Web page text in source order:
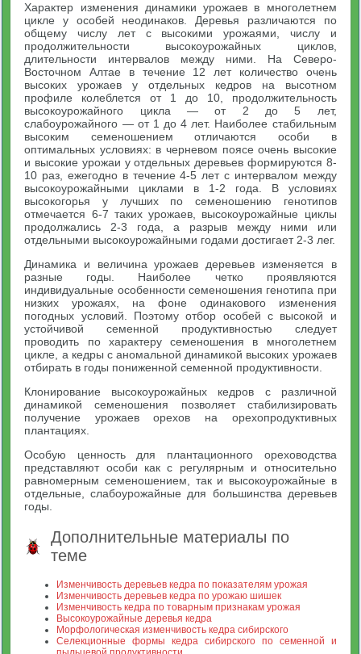
Характер изменения динамики урожаев в многолетнем
цикле у особей неодинаков. Деревья различаются по
общему числу лет с высокими урожаями, числу и
продолжительности высокоурожайных циклов,
длительности интервалов между ними. На Северо-
Восточном Алтае в течение 12 лет количество очень
высоких урожаев у отдельных кедров на высотном
профиле колеблется от 1 до 10, продолжительность
высокоурожайного цикла — от 2 до 5 лет,
слабоурожайного — от 1 до 4 лет. Наиболее стабильным
высоким семеношением отличаются особи в
оптимальных условиях: в черневом поясе очень высокие
и высокие урожаи у отдельных деревьев формируются 8-
10 раз, ежегодно в течение 4-5 лет с интервалом между
высокоурожайными циклами в 1-2 года. В условиях
высокогорья у лучших по семеношению генотипов
отмечается 6-7 таких урожаев, высокоурожайные циклы
продолжались 2-3 года, а разрыв между ними или
отдельными высокоурожайными годами достигает 2-3 лег.
Динамика и величина урожаев деревьев изменяется в
разные годы. Наиболее четко проявляются
индивидуальные особенности семеношения генотипа при
низких урожаях, на фоне одинакового изменения
погодных условий. Поэтому отбор особей с высокой и
устойчивой семенной продуктивностью следует
проводить по характеру семеношения в многолетнем
цикле, а кедры с аномальной динамикой высоких урожаев
отбирать в годы пониженной семенной продуктивности.
Клонирование высокоурожайных кедров с различной
динамикой семеношения позволяет стабилизировать
получение урожаев орехов на орехопродуктивных
плантациях.
Особую ценность для плантационного ореховодства
представляют особи как с регулярным и относительно
равномерным семеношением, так и высокоурожайные в
отдельные, слабоурожайные для большинства деревьев
годы.
Дополнительные материалы по
теме
Изменчивость деревьев кедра по показателям урожая
Изменчивость деревьев кедра по урожаю шишек
Изменчивость кедра по товарным признакам урожая
Высокоурожайные деревья кедра
Морфологическая изменчивость кедра сибирского
Селекционные формы кедра сибирского по семенной и